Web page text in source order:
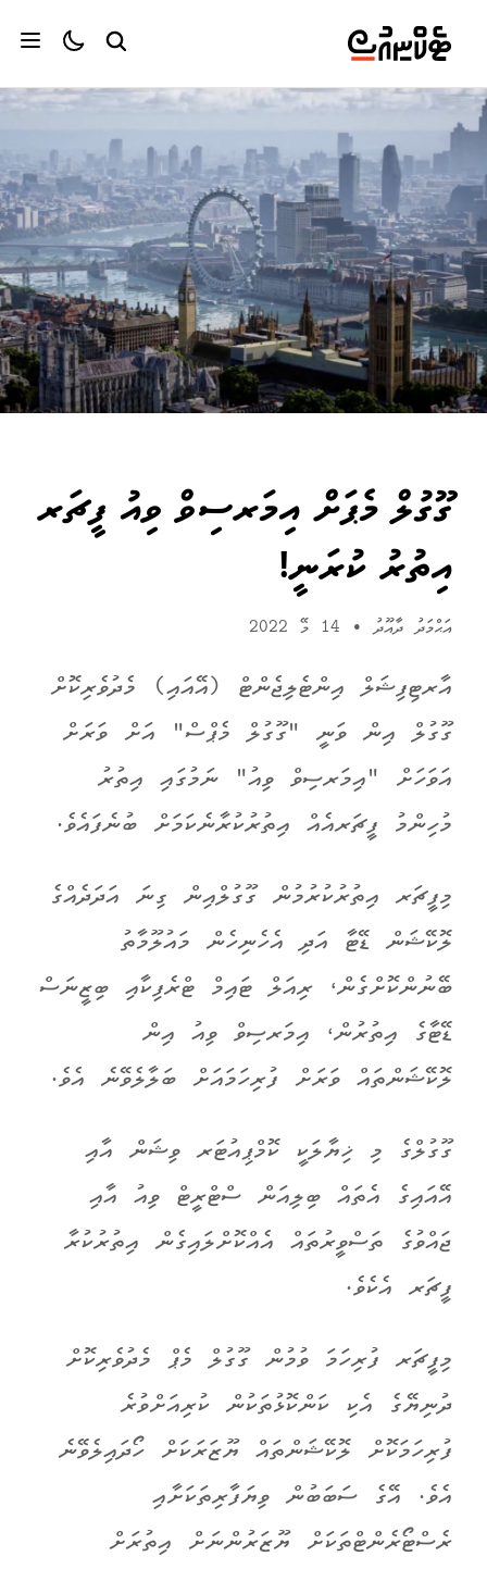
ގޫގުލް މެޕަށް އިމަރސިވް ވިއު ފީޗަރ
އިތުރު ކުރަނީ!
އަޙްމަދު ދާއޫދު •
އާރޓިފިޝަލް އިންޓެލިޖެންޓް (އޭއައި) މެދުވެރިކޮށް
ގޫގުލް އިން ވަނީ "ގޫގުލް މެޕްސް" އަށް ވަރަށް
އަވަހަށް "އިމަރސިވް ވިއު" ނަމުގައި އިތުރު
މުހިންމު ފީޗަރއެއް އިތުރުކުރާނެކަމަށް ބުނެފައެވެ.
މިފީޗަރ އިތުރުކުރުމުން ގޫގުލްއިން ގިނަ އަދަދެއްގެ
ލޮކޭޝަން ޑޭޓާ އަދި އެހެނިހެން މައުލޫމާތު
ބޭނުންކޮށްގެން، ރިއަލް ޓައިމް ޓްރެފިކާއި ބިޒީނަސް
ޑޭޓާގެ އިތުރުން، އިމަރސިވް ވިއު އިން
ލޮކޭޝަންތައް ވަރަށް ފުރިހަމައަށް ބަލާލެވޭނެ އެވެ.
ގޫގުލްގެ މި ޚިޔާލަކީ ކޮމްޕިއުޓަރ ވިޝަން އާއި
އޭއައިގެ އެތައް ބިލިއަން ސްޓްރީޓް ވިއު އާއި
ޖައްވުގެ ތަސްވީރުތައް އެއްކޮށްލައިގެން އިތުރުކުރާ
ފީޗަރ އެކެވެ.
މިފީޗަރ ފުރިހަމަ ވުމުން ގޫގުލް މެޕް މެދުވެރިކޮށް
ދުނިޔޭގެ އެކި ކަންކޮޅުތަކުން ކުރިއަށްވުރެ
ފުރިހަމަކޮށް ލޮކޭޝަންތައް ޔޫޒަރަކަށް ހޯދައިލެވޭނެ
އެވެ. އޭގެ ސަބަބުން ވިޔަފާރިތަކަށާއި
ރެސްޓޯރެންޓްތަކަށް ޔޫޒަރުންނަށް އިތުރަށް